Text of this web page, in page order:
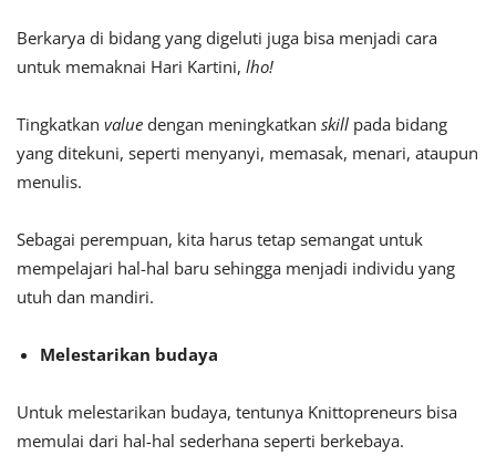
Berkarya di bidang yang digeluti juga bisa menjadi cara
untuk memaknai Hari Kartini, lho!
Tingkatkan value dengan meningkatkan skill pada bidang
yang ditekuni, seperti menyanyi, memasak, menari, ataupun
menulis.
Sebagai perempuan, kita harus tetap semangat untuk
mempelajari hal-hal baru sehingga menjadi individu yang
utuh dan mandiri.
Melestarikan budaya
Untuk melestarikan budaya, tentunya Knittopreneurs bisa
memulai dari hal-hal sederhana seperti berkebaya.